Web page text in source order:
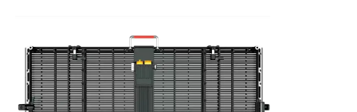
वीआर शो
हमारे बारे में